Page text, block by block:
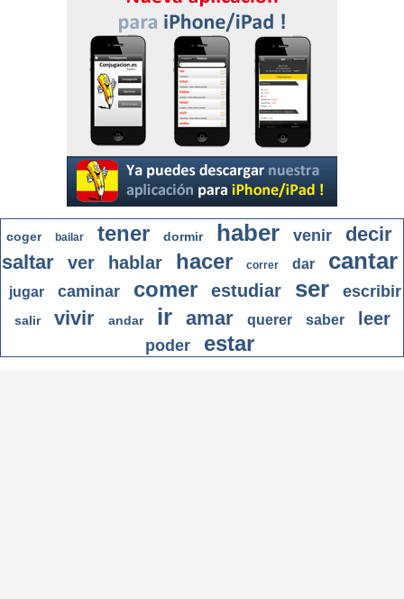
coger bailar tener dormir haber venir
decir
saltar
ver hablar hacer correr dar cantar
jugar caminar comer estudiar ser escribir
salir vivir andar ir amar querer saber leer
poder estar